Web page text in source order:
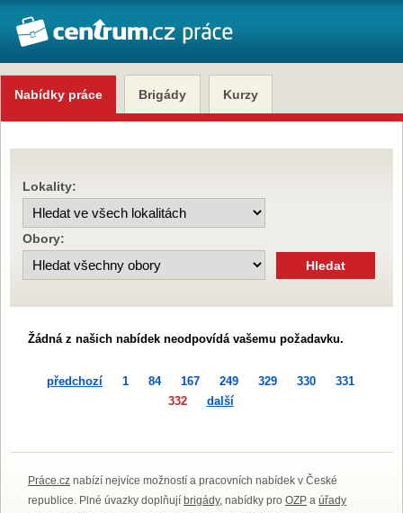
Nabídky práce Brigády Kurzy
Lokality:
Obory:
Žádná z našich nabídek neodpovídá vašemu požadavku.
předchozí 1 84 167 249 329 330
331
332
další
Práce.cz nabízí nejvíce možností a pracovních nabídek v České
republice. Plné úvazky doplňují brigády, nabídky pro OZP a úřady